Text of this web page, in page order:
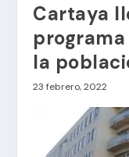
Cartaya
la
23 febrero, 2022